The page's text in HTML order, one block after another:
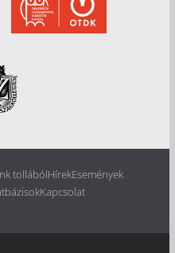
tollábólHírekEsemények
Kapcsolat